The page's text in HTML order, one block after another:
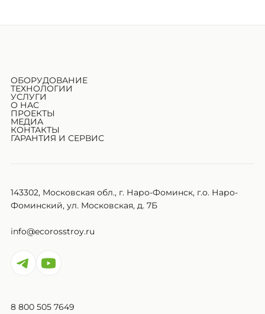
ОБОРУДОВАНИЕ
ТЕХНОЛОГИИ
УСЛУГИ
О НАС
ПРОЕКТЫ
МЕДИА
КОНТАКТЫ
ГАРАНТИЯ И СЕРВИС
143302, Московская обл., г. Наро-Фоминск, г.о. Наро-
Фоминский, ул. Московская, д. 7Б
info@ecorosstroy.ru
8 800 505 7649